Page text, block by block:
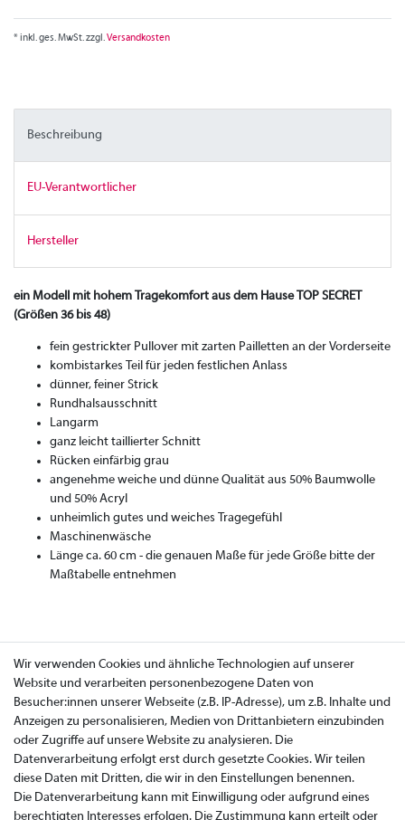
* inkl. ges. MwSt. zzgl.Versandkosten
Beschreibung
EU-Verantwortlicher
Hersteller
ein Modell mit hohem Tragekomfort aus dem Hause TOP SECRET
(Größen 36 bis 48)
fein gestrickter Pullover mit zarten Pailletten an der Vorderseite
kombistarkes Teil für jeden festlichen Anlass
dünner, feiner Strick
Rundhalsausschnitt
Langarm
ganz leicht taillierter Schnitt
Rücken einfärbig grau
angenehme weiche und dünne Qualität aus 50% Baumwolle
und 50% Acryl
unheimlich gutes und weiches Tragegefühl
Maschinenwäsche
Länge ca. 60 cm - die genauen Maße für jede Größe bitte der
Maßtabelle entnehmen
Wir verwenden Cookies und ähnliche Technologien auf unserer
Website und verarbeiten personenbezogene Daten von
Besucher:innen unserer Webseite (z.B. IP-Adresse), um z.B. Inhalte und
Anzeigen zu personalisieren, Medien von Drittanbietern einzubinden
oder Zugriffe auf unsere Website zu analysieren. Die
Datenverarbeitung erfolgt erst durch gesetzte Cookies. Wir teilen
diese Daten mit Dritten, die wir in den Einstellungen benennen.
Die Datenverarbeitung kann mit Einwilligung oder aufgrund eines
berechtigten Interesses erfolgen. Die Zustimmung kann erteilt oder